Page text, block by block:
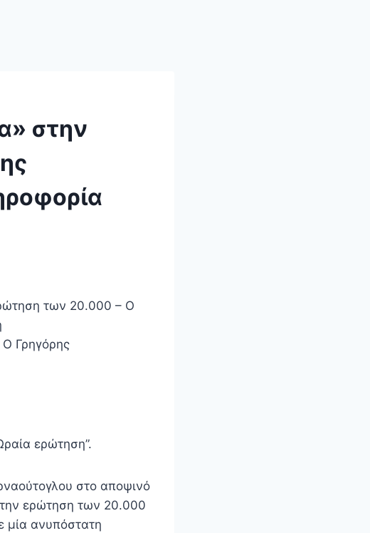
στην
των 20.000 – Ο
Γρηγόρης
ερώτηση”.
στο αποψινό
ερώτηση των 20.000
μία ανυπόστατη